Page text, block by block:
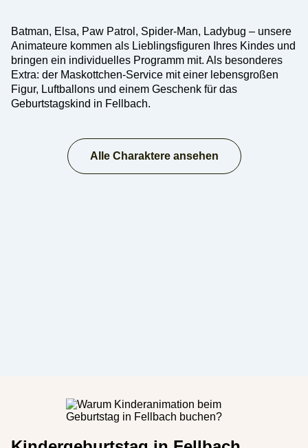
Batman, Elsa, Paw Patrol, Spider-Man, Ladybug – unsere
Animateure kommen als Lieblingsfiguren Ihres Kindes und
bringen ein individuelles Programm mit. Als besonderes
Extra: der Maskottchen-Service mit einer lebensgroßen
Figur, Luftballons und einem Geschenk für das
Geburtstagskind in Fellbach.
Alle Charaktere ansehen